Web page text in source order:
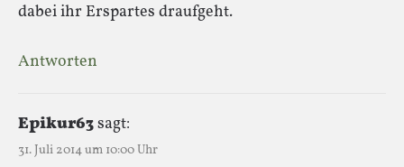
dabei ihr Erspartes draufgeht.
Antworten
Epikur63sagt:
31. Juli 2014 um 10:00 Uhr